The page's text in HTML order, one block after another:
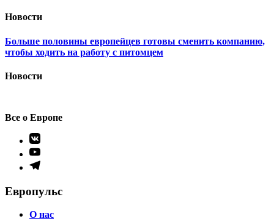
Новости
Больше половины европейцев готовы сменить компанию,
чтобы ходить на работу с питомцем
Новости
Все о Европе
Элемент
меню
Элемент
меню
Элемент
Европульс
О нас